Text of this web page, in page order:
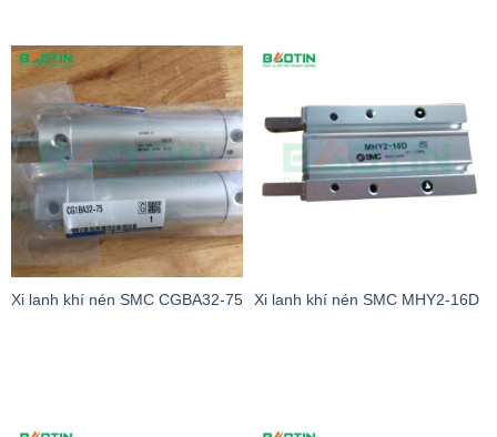
Xi lanh khí nén SMC CGBA32-75 Xi lanh khí nén SMC MHY2-16D